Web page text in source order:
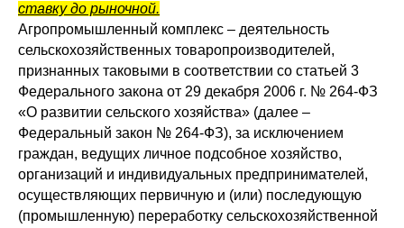
ставку до рыночной.
Агропромышленный комплекс – деятельность
сельскохозяйственных товаропроизводителей,
признанных таковыми в соответствии со статьей 3
Федерального закона от 29 декабря 2006 г. № 264-ФЗ
«О развитии сельского хозяйства» (далее –
Федеральный закон № 264-ФЗ), за исключением
граждан, ведущих личное подсобное хозяйство,
организаций и индивидуальных предпринимателей,
осуществляющих первичную и (или) последующую
(промышленную) переработку сельскохозяйственной